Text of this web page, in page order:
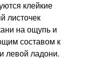
клейкие
листочек
на ощупь и
составом к
левой ладони.